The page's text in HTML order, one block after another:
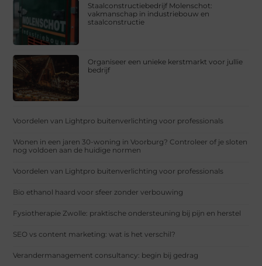
Staalconstructiebedrijf Molenschot:
vakmanschap in industriebouw en
staalconstructie
Organiseer een unieke kerstmarkt voor jullie
bedrijf
Voordelen van Lightpro buitenverlichting voor professionals
Wonen in een jaren 30-woning in Voorburg? Controleer of je sloten
nog voldoen aan de huidige normen
Voordelen van Lightpro buitenverlichting voor professionals
Bio ethanol haard voor sfeer zonder verbouwing
Fysiotherapie Zwolle: praktische ondersteuning bij pijn en herstel
SEO vs content marketing: wat is het verschil?
Verandermanagement consultancy: begin bij gedrag